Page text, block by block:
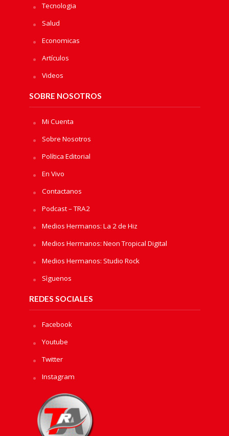
Tecnologia
Salud
Economicas
Artículos
Videos
SOBRE NOSOTROS
Mi Cuenta
Sobre Nosotros
Política Editorial
En Vivo
Contactanos
Podcast – TRA2
Medios Hermanos: La 2 de Hiz
Medios Hermanos: Neon Tropical Digital
Medios Hermanos: Studio Rock
Sìguenos
REDES SOCIALES
Facebook
Youtube
Twitter
Instagram